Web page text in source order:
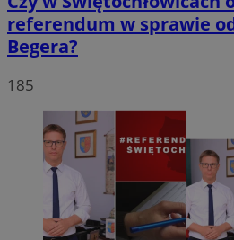
referendum w sprawie
Begera?
185